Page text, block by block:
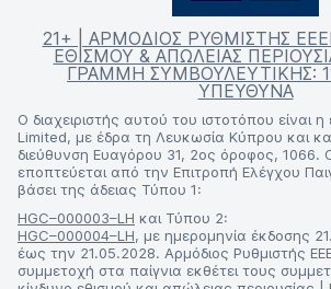
21+ | ΑΡΜΟΔΙΟΣ ΡΥΘΜΙΣΤΗΣ
ΕΘΙΣΜΟΥ & ΑΠΩΛΕΙΑΣ
ΓΡΑΜΜΗ ΣΥΜΒΟΥΛΕΥΤΙΚΗΣ:
ΥΠΕΥΘΥΝΑ
Ο διαχειριστής αυτού του ιστοτόπου είναι η
Limited, με έδρα τη Λευκωσία Κύπρου και
διεύθυνση Ευαγόρου 31, 2ος όροφος, 1066.
εποπτεύεται από την Επιτροπή Ελέγχου
βάσει της άδειας Τύπου 1:
HGC–000003–LH και Τύπου 2:
HGC–000004–LH, με ημερομηνία έκδοσης
έως την 21.05.2028. Αρμόδιος Ρυθμιστής
συμμετοχή στα παίγνια εκθέτει τους